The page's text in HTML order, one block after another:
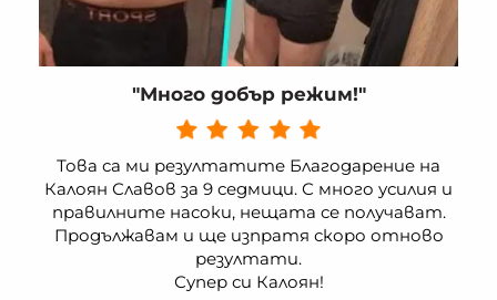
"Много добър режим!"
Това са ми резултатите Благодарение на
Калоян Славов за 9 седмици. С много усилия и
правилните насоки, нещата се получават.
Продължавам и ще изпратя скоро отново
резултати.
Супер си Калоян!